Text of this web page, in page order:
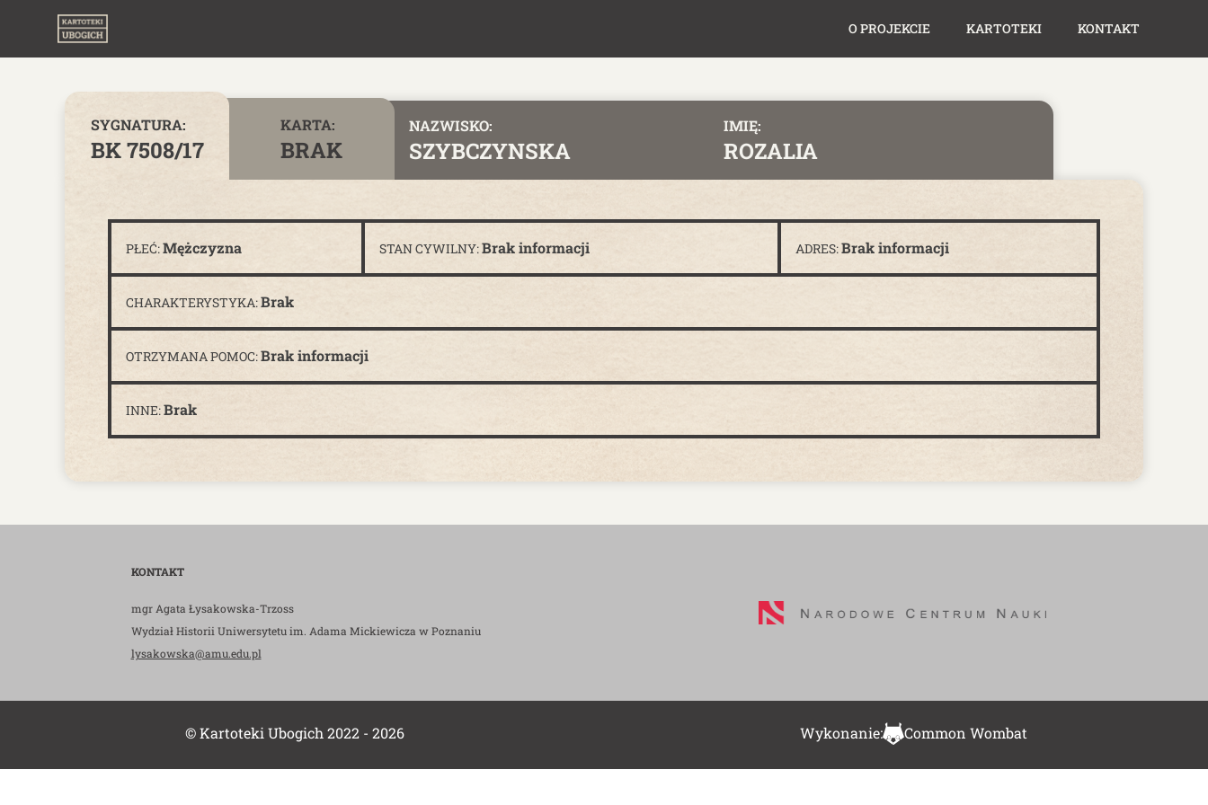
O PROJEKCIE KARTOTEKI KONTAKT
SYGNATURA:
BK 7508/17
KARTA:
BRAK
NAZWISKO:
SZYBCZYNSKA
IMIĘ:
ROZALIA
PŁEĆ:Mężczyzna STAN CYWILNY:Brak informacji ADRES:Brak informacji
CHARAKTERYSTYKA:Brak
OTRZYMANA POMOC:Brak informacji
INNE:Brak
KONTAKT
mgr Agata Łysakowska-Trzoss
Wydział Historii Uniwersytetu im. Adama Mickiewicza w Poznaniu
lysakowska@amu.edu.pl
© Kartoteki Ubogich 2022 - 2026 Wykonanie: Common Wombat